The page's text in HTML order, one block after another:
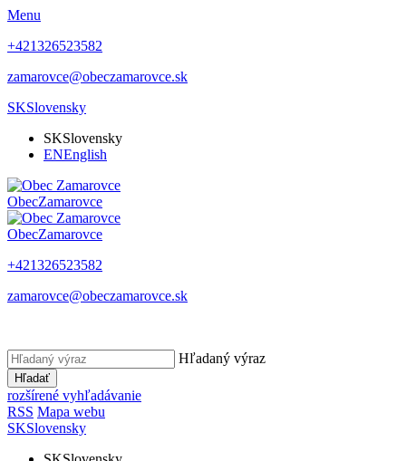
Menu
+421326523582
zamarovce@obeczamarovce.sk
SKSlovensky
SKSlovensky
ENEnglish
ObecZamarovce
ObecZamarovce
+421326523582
zamarovce@obeczamarovce.sk
Hľadaný výraz
Hľadať
rozšírené vyhľadávanie
RSS Mapa webu
SKSlovensky